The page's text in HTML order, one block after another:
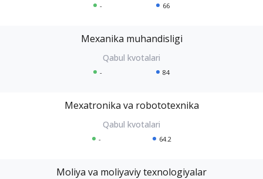
- 66
Mexanika muhandisligi
- 84
Mexatronika va robototexnika
- 64.2
Moliya va moliyaviy texnologiyalar